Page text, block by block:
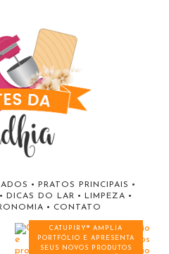
• PRATOS PRINCIPAIS •
• DICAS DO LAR • LIMPEZA •
• CONTATO
CATUPIRY® AMPLIA
PORTFÓLIO E APRESENTA
SEUS NOVOS PRODUTOS